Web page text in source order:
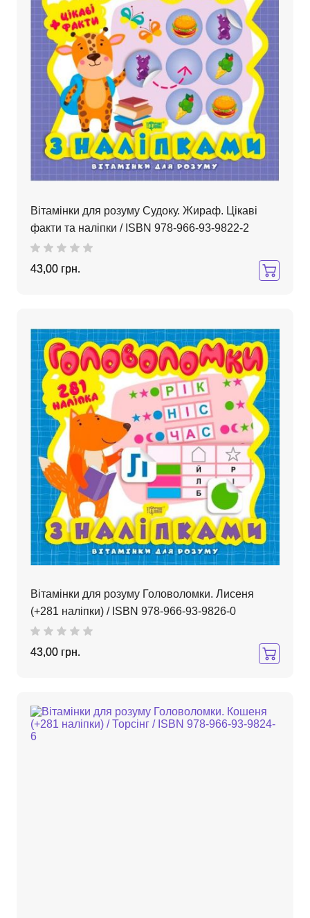
Вітамінки для розуму Судоку. Жираф. Цікаві
факти та наліпки / ISBN 978-966-93-9822-2
43,00 грн.
Вітамінки для розуму Головоломки. Лисеня
(+281 наліпки) / ISBN 978-966-93-9826-0
43,00 грн.